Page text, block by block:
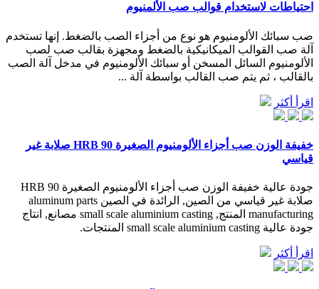
احتياطات لاستخدام قوالب صب الألمنيوم
صب سبائك الألومنيوم هو نوع من أجزاء الصب بالضغط. إنها تستخدم
آلة صب القوالب الميكانيكية بالضغط ومجهزة بقالب صب لصب
الألومنيوم السائل المسخن أو سبائك الألومنيوم في مدخل آلة الصب
بالقالب ، ثم يتم صب القالب بواسطة آلة ...
اقرأ أكثر
خفيفة الوزن صب أجزاء الألومنيوم الصغيرة 90 HRB صلابة غير
قياسي
جودة عالية خفيفة الوزن صب أجزاء الألومنيوم الصغيرة 90 HRB
صلابة غير قياسي من الصين, الرائدة في الصين aluminum parts
manufacturing المنتج, small scale aluminium casting مصانع, انتاج
جودة عالية small scale aluminium casting المنتجات.
اقرأ أكثر